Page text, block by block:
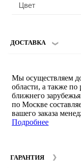
Цвет
ДОСТАВКА
Мы осуществляем
области, а также
ближнего
по Москве
вашего заказа
Подробнее
ГАРАНТИЯ